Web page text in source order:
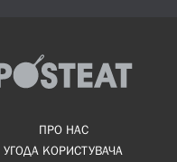
ПРО НАС
УГОДА КОРИСТУВАЧА